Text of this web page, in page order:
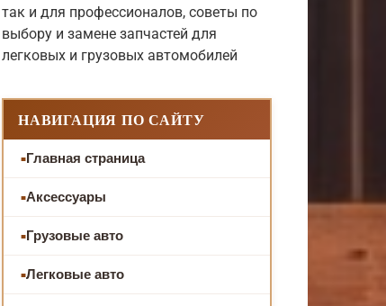
так и для профессионалов, советы по
выбору и замене запчастей для
легковых и грузовых автомобилей
НАВИГАЦИЯ ПО САЙТУ
Главная страница
Аксессуары
Грузовые авто
Легковые авто